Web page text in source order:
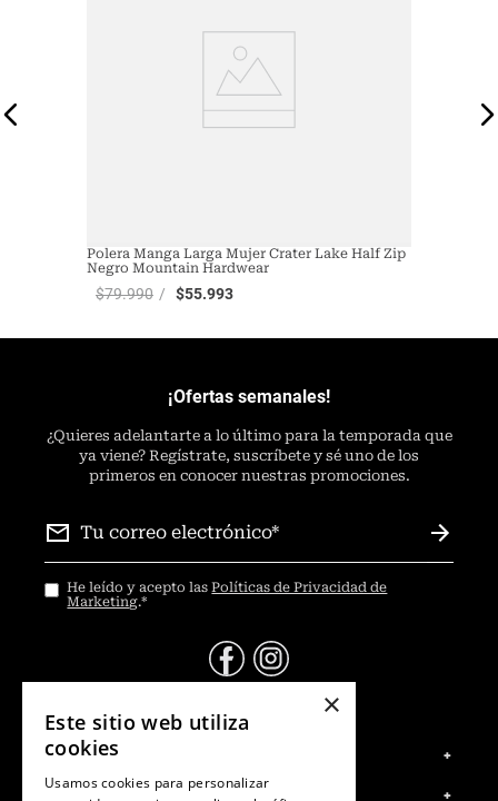
Polera Manga Larga Mujer Crater Lake Half Zip
Negro Mountain Hardwear
$79.990 $55.993
¡Ofertas semanales!
¿Quieres adelantarte a lo último para la temporada que
ya viene? Regístrate, suscríbete y sé uno de los
primeros en conocer nuestras promociones.
He leído y acepto lasPolíticas de Privacidad de
Marketing.*
@Contáctanos
Servicio al Consumidor
+
Centro de Ayuda
Legal +
×
Este sitio web utiliza
cookies
Usamos cookies para personalizar